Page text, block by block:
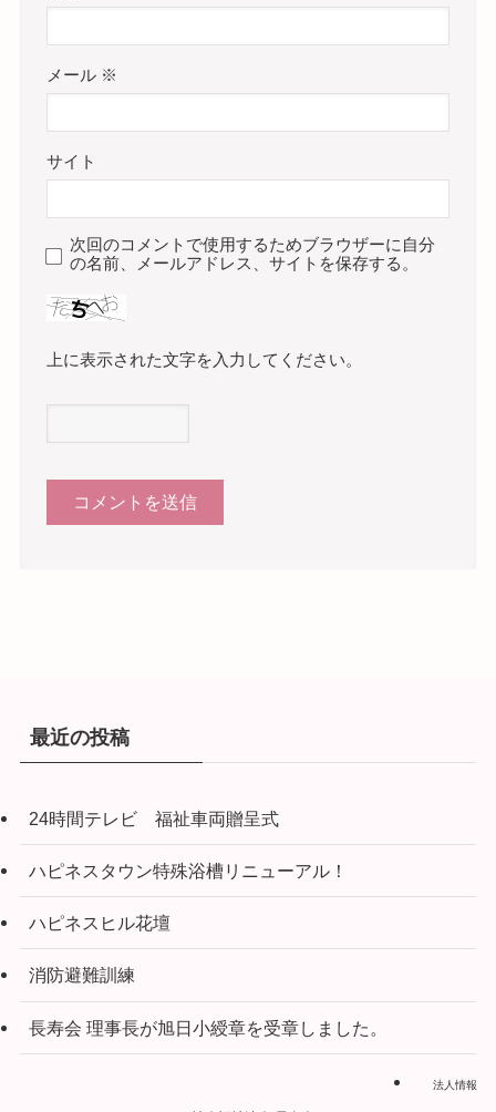
メール ※
サイト
次回のコメントで使用するためブラウザーに自分
の名前、メールアドレス、サイトを保存する。
上に表示された文字を入力してください。
最近の投稿
24時間テレビ 福祉車両贈呈式
ハピネスタウン特殊浴槽リニューアル！
ハピネスヒル花壇
消防避難訓練
長寿会 理事長が旭日小綬章を受章しました。
法人情報